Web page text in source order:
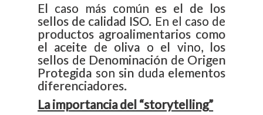
El caso más común es el de los
sellos de calidad ISO. En el caso de
productos agroalimentarios como
el aceite de oliva o el vino, los
sellos de Denominación de Origen
Protegida son sin duda elementos
diferenciadores.
La importancia del “storytelling”